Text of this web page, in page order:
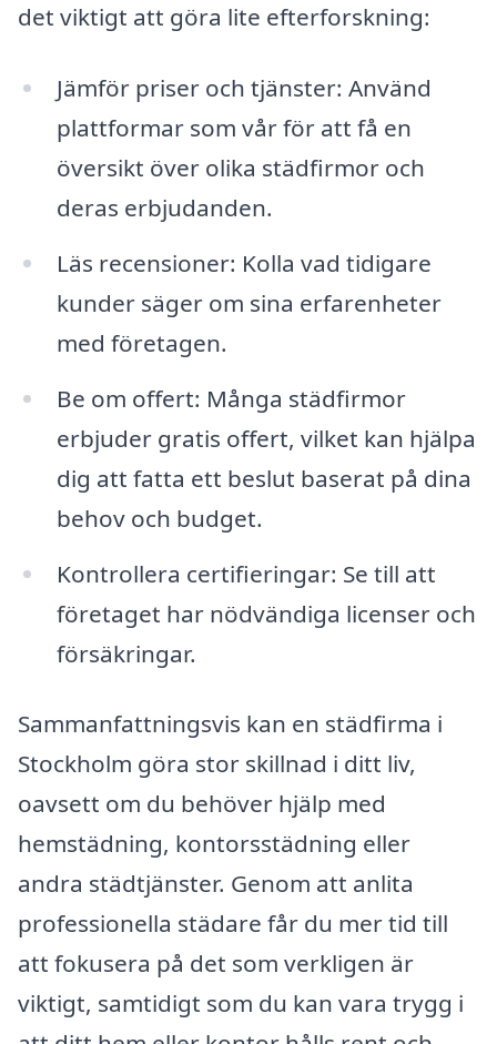
det viktigt att göra lite efterforskning:
Jämför priser och tjänster: Använd
plattformar som vår för att få en
översikt över olika städfirmor och
deras erbjudanden.
Läs recensioner: Kolla vad tidigare
kunder säger om sina erfarenheter
med företagen.
Be om offert: Många städfirmor
erbjuder gratis offert, vilket kan hjälpa
dig att fatta ett beslut baserat på dina
behov och budget.
Kontrollera certifieringar: Se till att
företaget har nödvändiga licenser och
försäkringar.
Sammanfattningsvis kan en städfirma i
Stockholm göra stor skillnad i ditt liv,
oavsett om du behöver hjälp med
hemstädning, kontorsstädning eller
andra städtjänster. Genom att anlita
professionella städare får du mer tid till
att fokusera på det som verkligen är
viktigt, samtidigt som du kan vara trygg i